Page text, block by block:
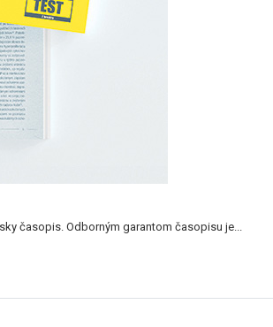
časopis. Odborným garantom časopisu je...